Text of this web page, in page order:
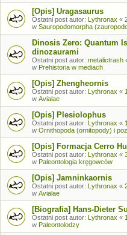
[Opis] Uragasaurus
Ostatni post autor: Lythronax «
w Sauropodomorpha
Dinosis Zero: Quantum
dinozaurami
Ostatni post autor: metalictrash
w Prehistoria w mediach
[Opis] Zhengheornis
Ostatni post autor: Lythronax «
w Avialae
[Opis] Plesiolophus
Ostatni post autor: Lythronax «
w Ornithopoda (ornitopody) i
[Opis] Formacja Cerro
Ostatni post autor: Lythronax «
w Paleontologia kręgowców
[Opis] Jamninkaornis
Ostatni post autor: Lythronax «
w Avialae
[Biografia] Hans-Dieter
Ostatni post autor: Lythronax «
w Paleontolodzy